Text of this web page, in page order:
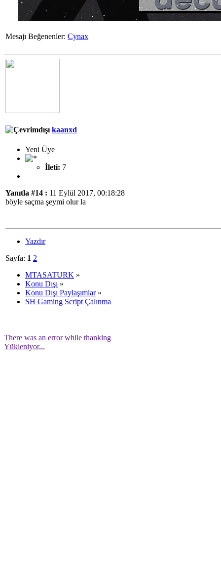
Mesajı Beğenenler: Cynax
kaanxd
Yeni Üye
İleti: 7
Yanıtla #14 : 11 Eylül 2017, 00:18:28
böyle saçma şeymi olur la
Yazdır
Sayfa: 1 2
MTASATURK »
Konu Dışı »
Konu Dışı Paylaşımlar»
SH Gaming Script Çalınma
There was an error while thanking
Yükleniyor...